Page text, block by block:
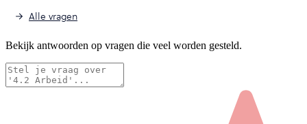
Alle vragen
Bekijk antwoorden op vragen die veel worden gesteld.